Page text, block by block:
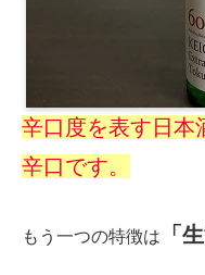
辛口度を表す日本
辛口です。
もう一つの特徴は 「